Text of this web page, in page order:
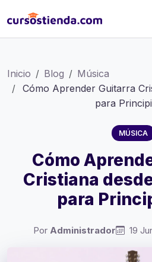
Inicio Blog
Música
Cómo Aprender Guitarra
para
MÚSICA
Cómo
Cristiana
para
Por Administrador 19